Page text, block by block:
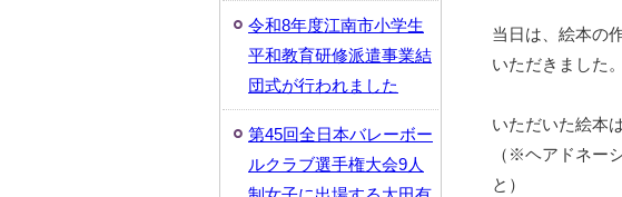
当日は、絵本の
いただきました。
いただいた絵本
（※ヘアドネー
と）
令和8年度江南市小学生
平和教育研修派遣事業結
団式が行われました
第45回全日本バレーボー
ルクラブ選手権大会9人